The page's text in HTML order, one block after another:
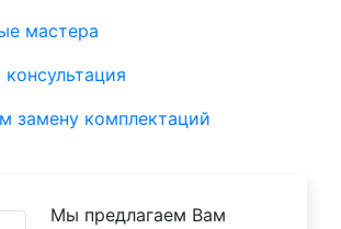
мастера
консультация
замену комплектаций
Мы предлагаем Вам